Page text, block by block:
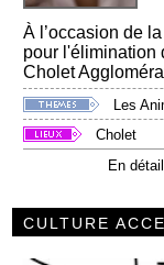
À l’occasion de
pour l'élimination
Cholet
Les
Cholet
En
CULTURE